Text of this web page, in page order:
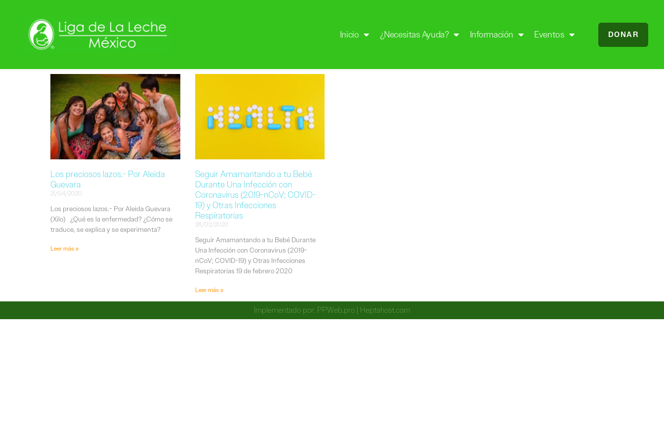
Inicio ¿Necesitas Ayuda? Información Eventos DONAR
Los preciosos lazos.- Por Aleida
Guevara
21/04/2020
Los preciosos lazos.- Por Aleida Guevara
(Xilo) ¿Qué es la enfermedad? ¿Cómo se
traduce, se explica y se experimenta?
Leer más »
Seguir Amamantando a tu Bebé
Durante Una Infección con
Coronavirus (2019-nCoV; COVID-
19) y Otras Infecciones
Respiratorias
26/02/2020
Seguir Amamantando a tu Bebé Durante
Una Infección con Coronavirus (2019-
nCoV; COVID-19) y Otras Infecciones
Respiratorias 19 de febrero 2020
Leer más »
Implementado por: PPWeb.pro | Heptahost.com